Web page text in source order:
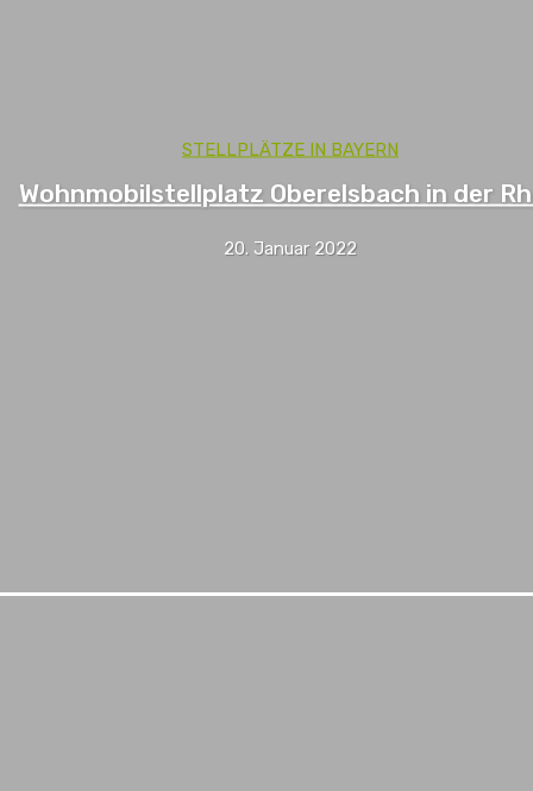
STELLPLÄTZE IN BAYERN
Wohnmobilstellplatz Oberelsbach in der
20. Januar 2022